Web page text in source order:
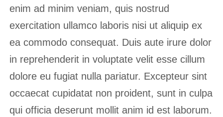
enim ad minim veniam, quis nostrud
exercitation ullamco laboris nisi ut aliquip ex
ea commodo consequat. Duis aute irure dolor
in reprehenderit in voluptate velit esse cillum
dolore eu fugiat nulla pariatur. Excepteur sint
occaecat cupidatat non proident, sunt in culpa
qui officia deserunt mollit anim id est laborum.